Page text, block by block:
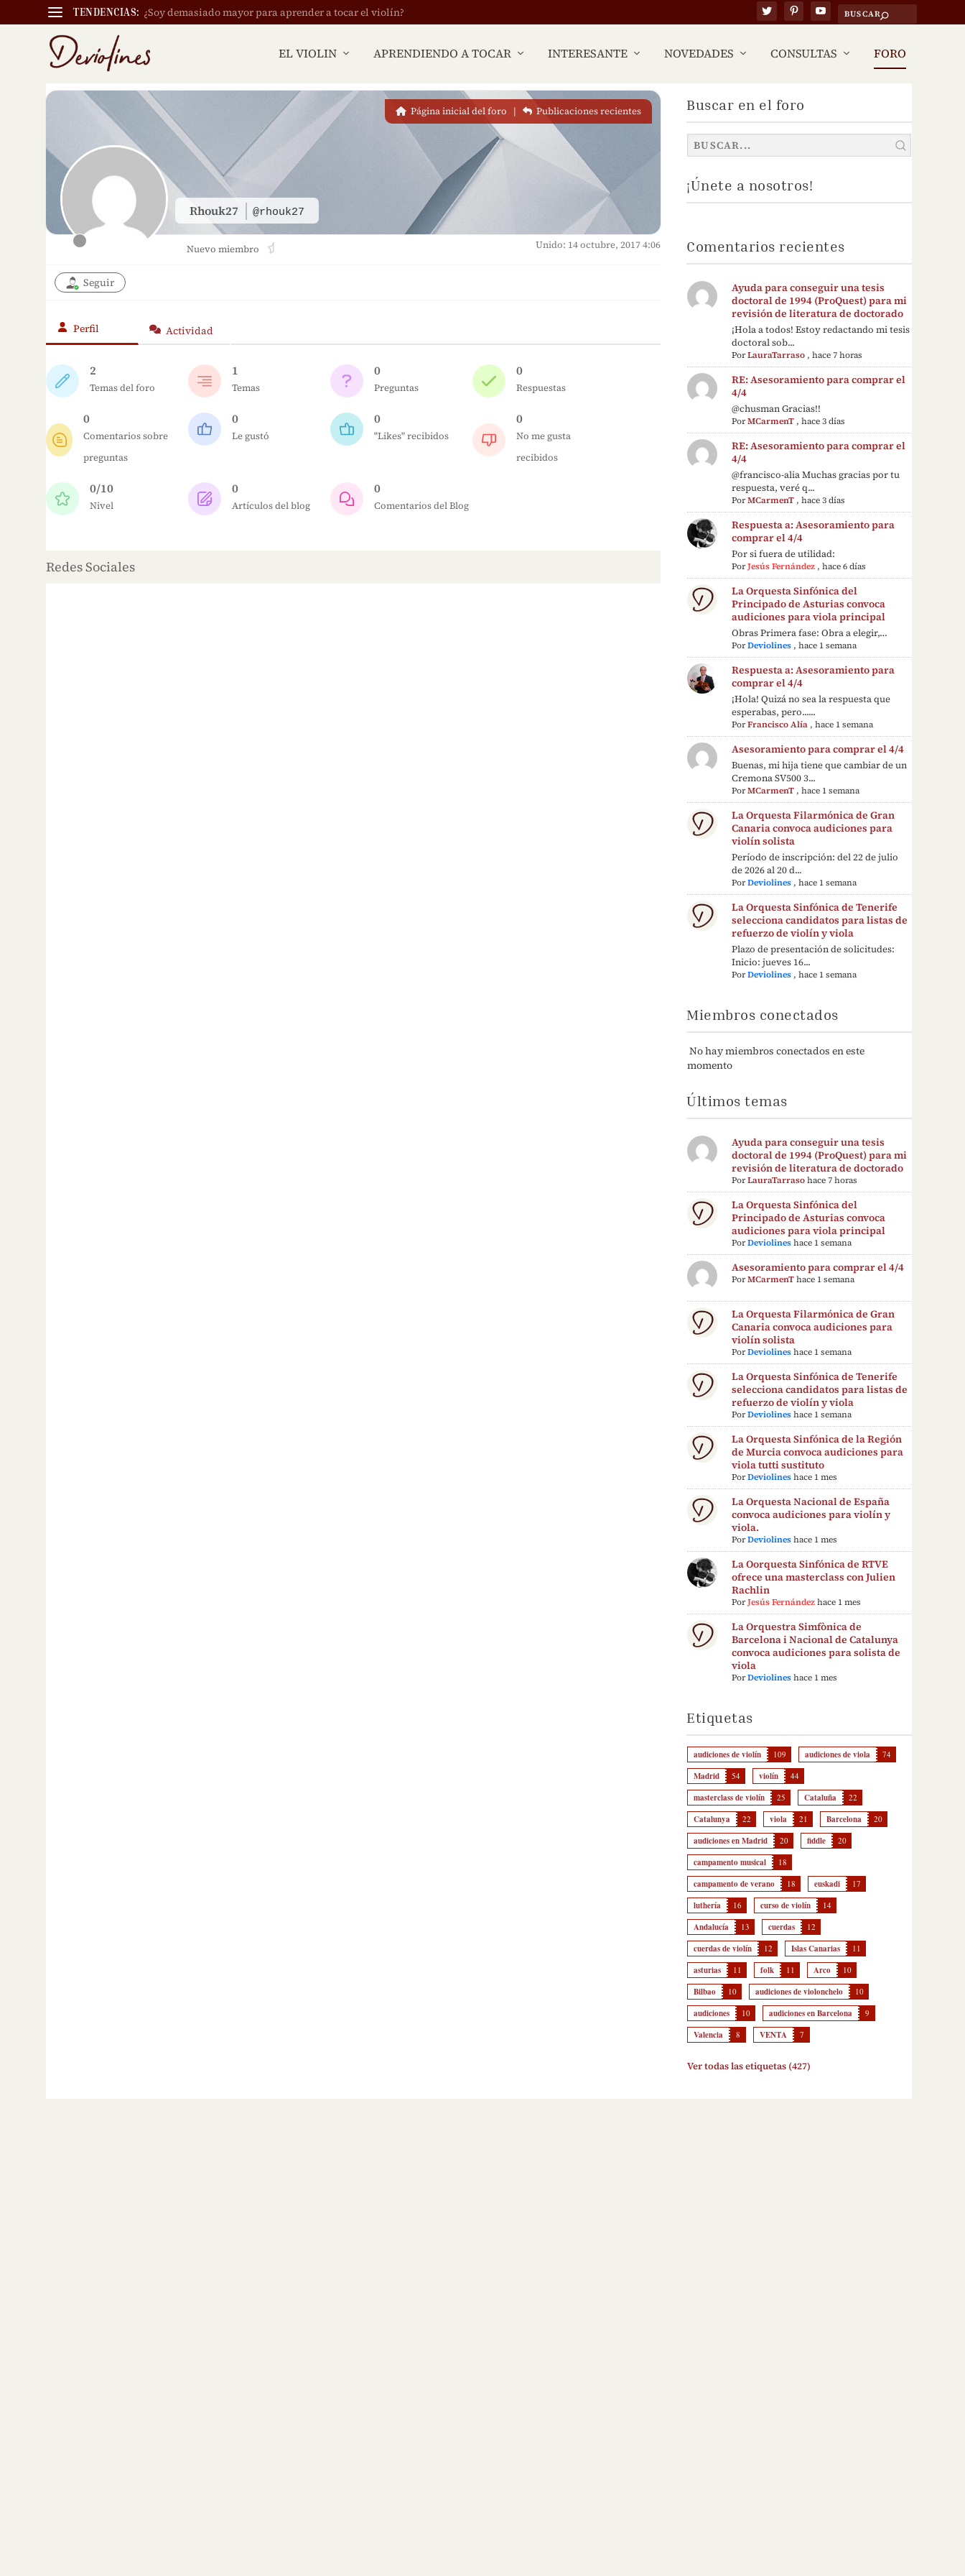
TENDENCIAS: ¿Soy demasiado mayor para aprender a tocar el violín?
EL VIOLIN APRENDIENDO A TOCAR INTERESANTE NOVEDADES CONSULTAS FORO
Rhouk27 @rhouk27
Página inicial del foro | Publicaciones recientes
Nuevo miembro Unido: 14 octubre, 2017 4:06
Seguir
Perfil Actividad
2
Temas del foro
1
Temas
0
Preguntas
0
Respuestas
0
Comentarios sobre
preguntas
0
Le gustó
0
"Likes" recibidos
0
No me gusta
recibidos
0/10
Nivel
0
Artículos del blog
0
Comentarios del Blog
Redes Sociales
Buscar en el foro
¡Únete a nosotros!
Comentarios recientes
Ayuda para conseguir una tesis
doctoral de 1994 (ProQuest) para mi
revisión de literatura de doctorado
¡Hola a todos! Estoy redactando mi tesis
doctoral sob...
PorLauraTarraso ,hace 7 horas
RE: Asesoramiento para comprar el
4/4
@chusman Gracias!!
PorMCarmenT ,hace 3 días
RE: Asesoramiento para comprar el
4/4
@francisco-alia Muchas gracias por tu
respuesta, veré q...
PorMCarmenT ,hace 3 días
Respuesta a: Asesoramiento para
comprar el 4/4
Por si fuera de utilidad:
PorJesús Fernández ,hace 6 días
La Orquesta Sinfónica del
Principado de Asturias convoca
audiciones para viola principal
Obras Primera fase: Obra a elegir,…
PorDeviolines ,hace 1 semana
Respuesta a: Asesoramiento para
comprar el 4/4
¡Hola! Quizá no sea la respuesta que
esperabas, pero......
PorFrancisco Alía ,hace 1 semana
Asesoramiento para comprar el 4/4
Buenas, mi hija tiene que cambiar de un
Cremona SV500 3...
PorMCarmenT ,hace 1 semana
La Orquesta Filarmónica de Gran
Canaria convoca audiciones para
violín solista
Período de inscripción: del 22 de julio
de 2026 al 20 d...
PorDeviolines ,hace 1 semana
La Orquesta Sinfónica de Tenerife
selecciona candidatos para listas de
refuerzo de violín y viola
Plazo de presentación de solicitudes:
Inicio: jueves 16...
PorDeviolines ,hace 1 semana
Miembros conectados
No hay miembros conectados en este
momento
Últimos temas
Ayuda para conseguir una tesis
doctoral de 1994 (ProQuest) para mi
revisión de literatura de doctorado
PorLauraTarraso hace 7 horas
La Orquesta Sinfónica del
Principado de Asturias convoca
audiciones para viola principal
PorDeviolines hace 1 semana
Asesoramiento para comprar el 4/4
PorMCarmenT hace 1 semana
La Orquesta Filarmónica de Gran
Canaria convoca audiciones para
violín solista
PorDeviolines hace 1 semana
La Orquesta Sinfónica de Tenerife
selecciona candidatos para listas de
refuerzo de violín y viola
PorDeviolines hace 1 semana
La Orquesta Sinfónica de la Región
de Murcia convoca audiciones para
viola tutti sustituto
PorDeviolines hace 1 mes
La Orquesta Nacional de España
convoca audiciones para violín y
viola.
PorDeviolines hace 1 mes
La Oorquesta Sinfónica de RTVE
ofrece una masterclass con Julien
Rachlin
PorJesús Fernández hace 1 mes
La Orquestra Simfònica de
Barcelona i Nacional de Catalunya
convoca audiciones para solista de
viola
PorDeviolines hace 1 mes
Etiquetas
audiciones de violín 109 audiciones de viola 74
Madrid 54 violín 44
masterclass de violín 25 Cataluña 22
Catalunya 22 viola 21 Barcelona 20
audiciones en Madrid 20 fiddle 20
campamento musical 18
campamento de verano 18 euskadi 17
luthería 16 curso de violín 14
Andalucía 13 cuerdas 12
cuerdas de violín 12 Islas Canarias 11
asturias 11 folk 11 Arco 10
Bilbao 10 audiciones de violonchelo 10
audiciones 10 audiciones en Barcelona 9
Valencia 8 VENTA 7
Ver todas las etiquetas (427)